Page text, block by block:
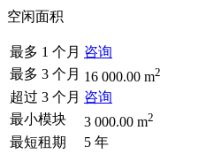
空闲面积
最多 1 个月 咨询
最多 3 个月 16 000.00 m2
超过 3 个月 咨询
最小模块
3 000.00 m2
最短租期
5 年